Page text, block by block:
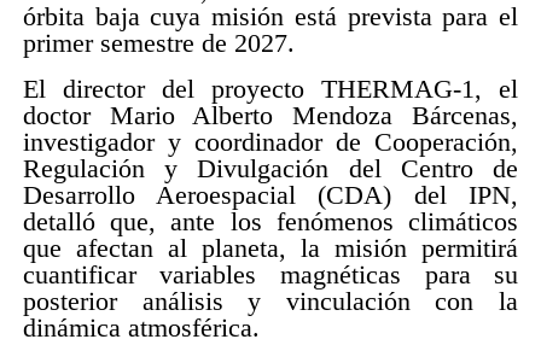
órbita baja cuya misión está prevista para el
primer semestre de 2027.
El director del proyecto THERMAG-1, el
doctor Mario Alberto Mendoza Bárcenas,
investigador y coordinador de Cooperación,
Regulación y Divulgación del Centro de
Desarrollo Aeroespacial (CDA) del IPN,
detalló que, ante los fenómenos climáticos
que afectan al planeta, la misión permitirá
cuantificar variables magnéticas para su
posterior análisis y vinculación con la
dinámica atmosférica.